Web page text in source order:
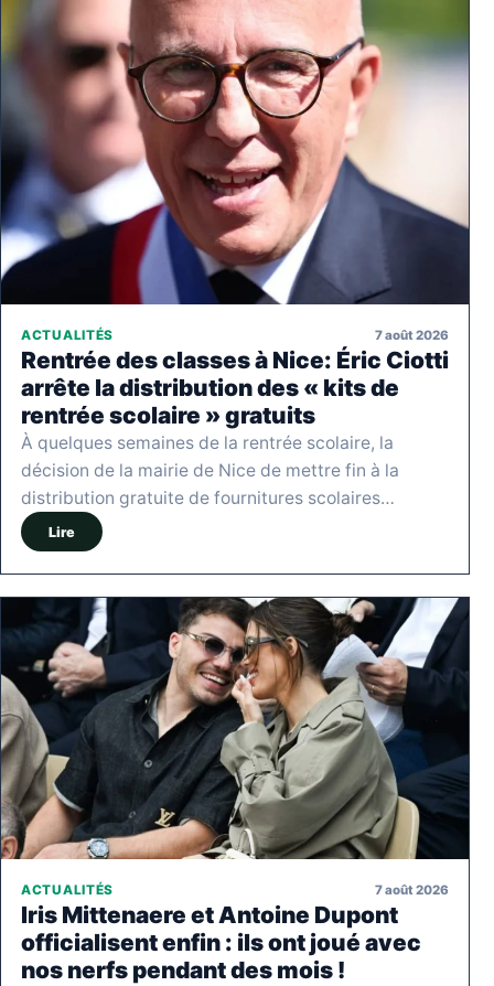
ACTUALITÉS 7 août 2026
Rentrée des classes à Nice: Éric Ciotti
arrête la distribution des « kits de
rentrée scolaire » gratuits
À quelques semaines de la rentrée scolaire, la
décision de la mairie de Nice de mettre fin à la
distribution gratuite de fournitures scolaires…
Lire
ACTUALITÉS 7 août 2026
Iris Mittenaere et Antoine Dupont
officialisent enfin : ils ont joué avec
nos nerfs pendant des mois !